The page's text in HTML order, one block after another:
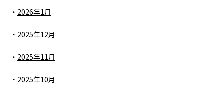
2026年1月
2025年12月
2025年11月
2025年10月